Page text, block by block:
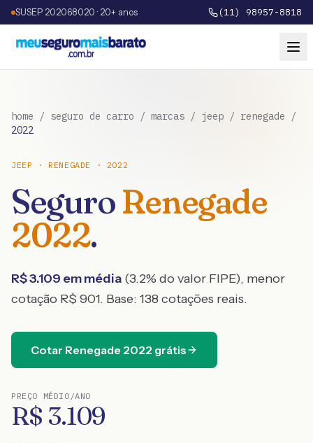
SUSEP 202068020 · 20+ anos (11) 98957-8818
home / seguro de carro / marcas / jeep / renegade /
2022
JEEP ·RENEGADE · 2022
SeguroRenegade
2022.
R$3.109 em média (3.2% do valor FIPE), menor
cotação R$ 901. Base: 138 cotações reais.
Cotar Renegade 2022 grátis
PREÇO MÉDIO/ANO
R$ 3.109